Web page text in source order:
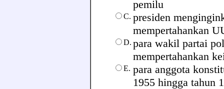
pemilu
C. presiden
mempertahankan
D. para wakil partai
mempertahankan
E. para anggota
1955 hingga tahun